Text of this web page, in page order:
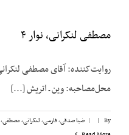
مصطفی لنکرانی، نوار ۴
محل‌مصاحبه: وین ـ اتریش [...]
By
|
| ضیا صدقی,فارسی,لنکرانی، مصطفی,